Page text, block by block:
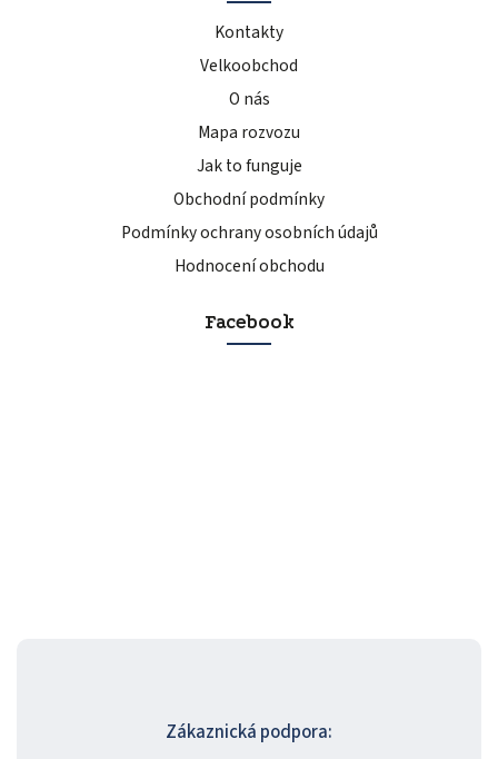
Zákaznická podpora:
Kontakty
Velkoobchod
O nás
Mapa rozvozu
Jak to funguje
Obchodní podmínky
Podmínky ochrany osobních údajů
Hodnocení obchodu
Facebook